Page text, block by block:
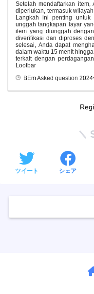
Setelah mendaftarkan item,
diperlukan, termasuk
Langkah ini penting
unggah tangkapan layar
item yang diunggah
diverifikasi dan diproses
selesai, Anda dapat
dalam waktu 15 menit
terkait dengan
Lootbar
BEmAsked question 2024
ツイート シェア